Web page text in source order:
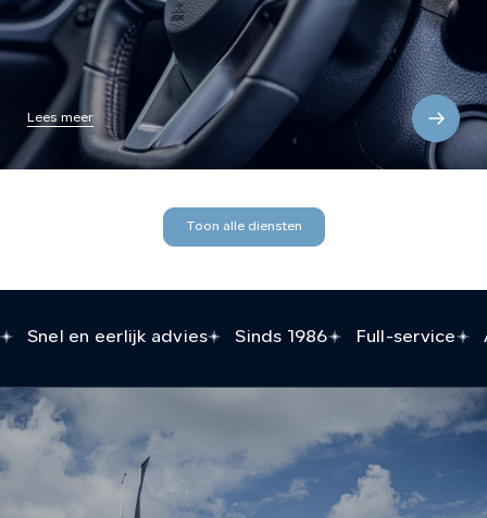
Lees meer
Toon alle diensten
Snel en eerlijk advies Sinds 1986 Full-service